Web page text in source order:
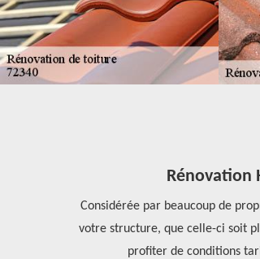
Rénovation
Considérée par beaucoup de
votre structure, que celle-ci soit
profiter de conditions